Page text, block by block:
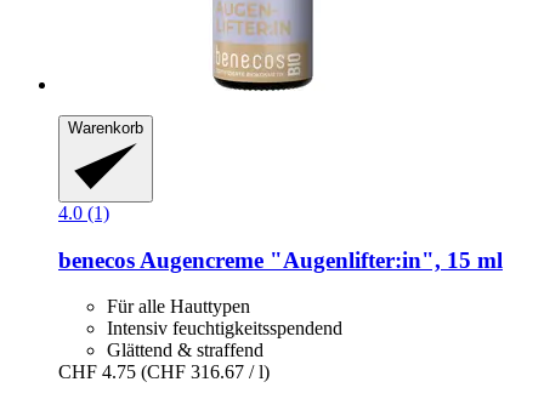
Warenkorb
4.0 (1)
benecos Augencreme "Augenlifter:in", 15 ml
Für alle Hauttypen
Intensiv feuchtigkeitsspendend
Glättend & straffend
CHF 4.75 (CHF 316.67 / l)